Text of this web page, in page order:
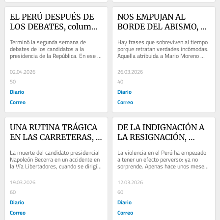
EL PERÚ DESPUÉS DE
LOS DEBATES, columna
Terminó la segunda semana de
debates de los candidatos a la
presidencia de la República. En ese
escenario, varios hicieron lo suyo:
menos análisis,...
02.04.2026
50
Diario
Correo
NOS EMPUJAN AL
BORDE DEL ABISMO,
Esteves Alfaro
Hay frases que sobreviven al tiempo
porque retratan verdades incómodas.
Aquella atribuida a Mario Moreno
sobre Argentina es recordada hasta
ahora....
26.03.2026
40
Diario
Correo
UNA RUTINA TRÁGICA
EN LAS CARRETERAS,
Esteves
La muerte del candidato presidencial
Napoleón Becerra en un accidente en
la Vía Libertadores, cuando se dirigía
a continuar su campaña en...
19.03.2026
60
Diario
Correo
DE LA INDIGNACIÓN A
LA RESIGNACIÓN,
Esteves
La violencia en el Perú ha empezado
a tener un efecto perverso: ya no
sorprende. Apenas hace unos meses,
un ataque armado durante un
concierto de...
12.03.2026
60
Diario
Correo